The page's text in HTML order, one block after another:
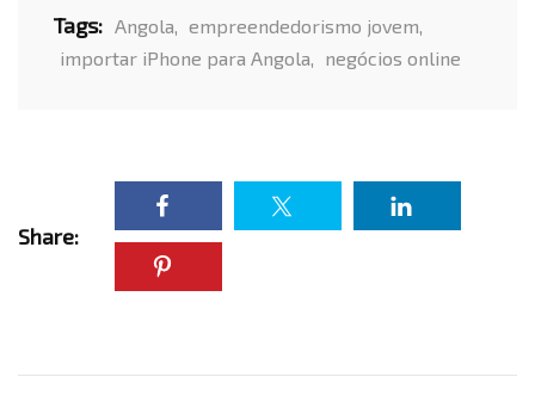
Tags: Angola empreendedorismo jovem
importar iPhone para Angola
negócios online
Share: